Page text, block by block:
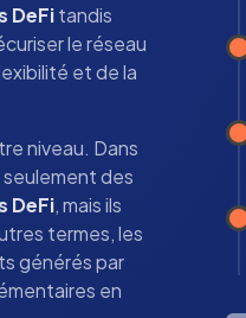
DeFitandis
le réseau
et de la
niveau. Dans
des
DeFi, mais ils
termes, les
générés par
en